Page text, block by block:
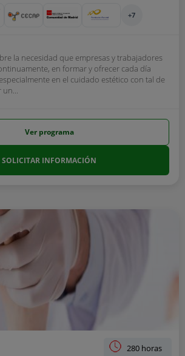
+7
la necesidad que empresas y trabajadores
en formar y ofrecer cada día
en el cuidado estético con tal de
un...
Ver programa
SOLICITAR INFORMACIÓN
280 horas